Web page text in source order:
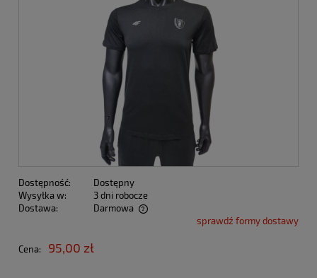
Dostępność:
Dostępny
Wysyłka w:
3 dni robocze
Dostawa:
Darmowa
Cena nie zawiera ewentualnych kosztów płatnościsprawdź formy dostawy
Cena: 95,00 zł